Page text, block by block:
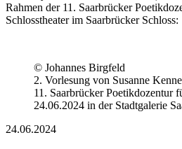
Rahmen der 11. Saarbrücker
Schlosstheater im Saarbrücker Schloss:
© Johannes Birgfeld
2. Vorlesung von Susanne
11. Saarbrücker Poetikdozentur
24.06.2024 in der Stadtgalerie
24.06.2024